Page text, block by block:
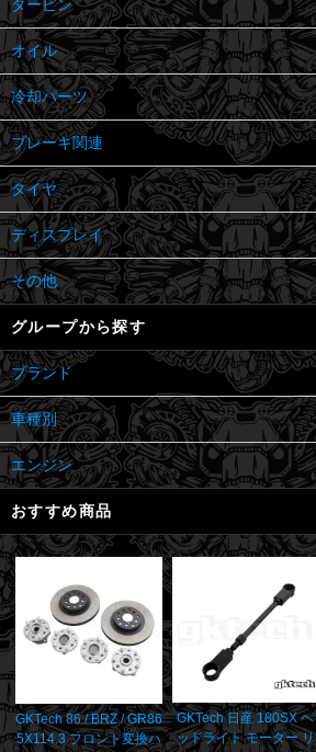
タービン
オイル
冷却パーツ
ブレーキ関連
タイヤ
ディスプレイ
その他
グループから探す
ブランド
車種別
エンジン
おすすめ商品
GKTech 86 / BRZ / GR86
5X114.3 フロント変換ハ
GKTech 日産 180SX ヘ
ッドライト モーター リ